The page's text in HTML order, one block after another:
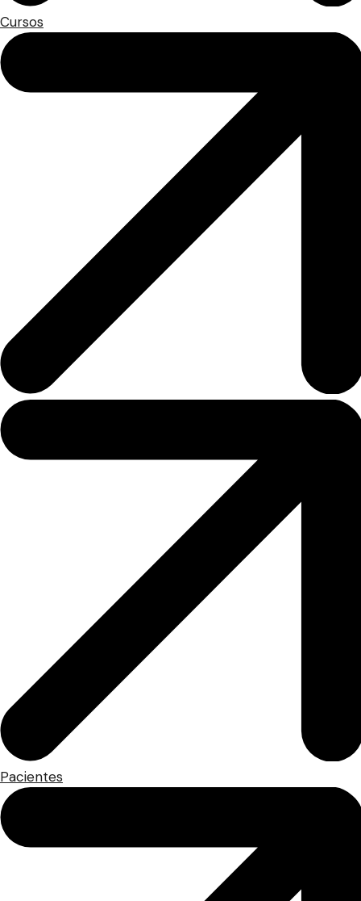
Cursos
Pacientes